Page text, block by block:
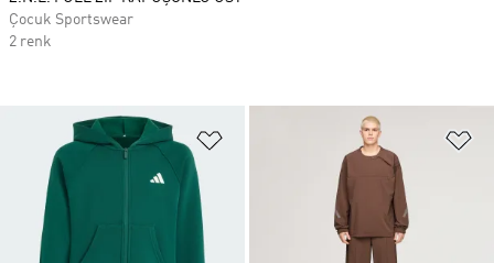
Favori Listesine Ekle
Çocuk Sportswear
2 renk